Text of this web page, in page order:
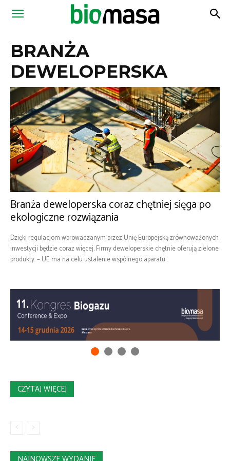
Magazyn
BRANŻA
DEWELOPERSKA
Branża deweloperska coraz chętniej sięga po
ekologiczne rozwiązania
Dzięki regulacjom wprowadzanym przez Unię Europejską zrównoważonych
inwestycji będzie coraz więcej. Firmy deweloperskie chętnie oferują zielone
produkty. – UE ma na celu ustalenie wspólnego aparatu...
CZYTAJ WIĘCEJ